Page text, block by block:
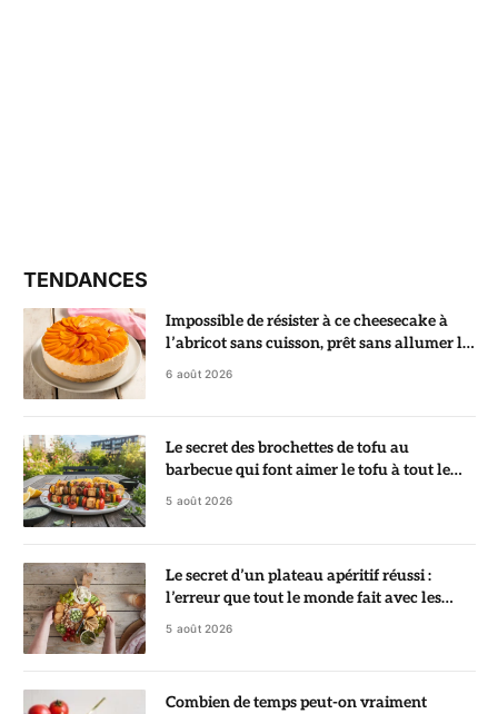
TENDANCES
Impossible de résister à ce cheesecake à
l’abricot sans cuisson, prêt sans allumer le
four
6 août 2026
Le secret des brochettes de tofu au
barbecue qui font aimer le tofu à tout le
monde
5 août 2026
Le secret d’un plateau apéritif réussi :
l’erreur que tout le monde fait avec les
crackers
5 août 2026
Combien de temps peut-on vraiment